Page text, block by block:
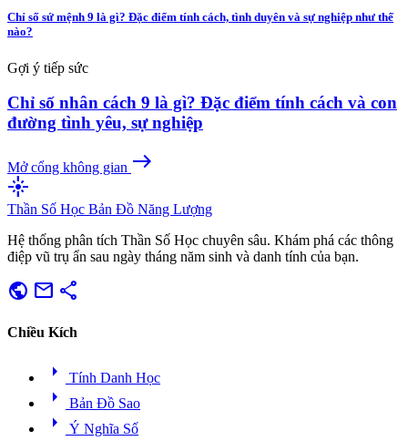
Chỉ số sứ mệnh 9 là gì? Đặc điểm tính cách, tình duyên và sự nghiệp như thế
nào?
Gợi ý tiếp sức
Chỉ số nhân cách 9 là gì? Đặc điểm tính cách và con
đường tình yêu, sự nghiệp
Mở cổng không gian east
flare
Thần Số Học Bản Đồ Năng Lượng
Hệ thống phân tích Thần Số Học chuyên sâu. Khám phá các thông
điệp vũ trụ ẩn sau ngày tháng năm sinh và danh tính của bạn.
public mail share
Chiều Kích
arrow_right Tính Danh Học
arrow_right Bản Đồ Sao
arrow_right Ý Nghĩa Số